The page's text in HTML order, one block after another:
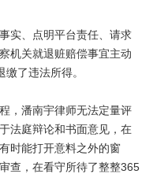
、点明平台责任、请求
机关就退赃赔偿事宜主动
了违法所得。
潘南宇律师无法定量评
法庭辩论和书面意见，在
时能打开意料之外的窗
查，在看守所待了整整365